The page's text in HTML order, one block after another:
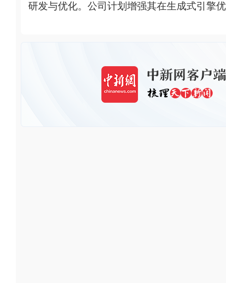
研发与优化。公司计划增强其在生成式引擎